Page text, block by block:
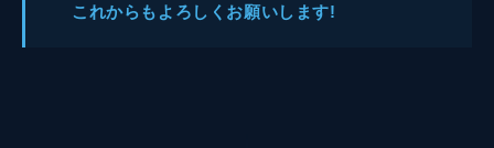
これからもよろしくお願いします!